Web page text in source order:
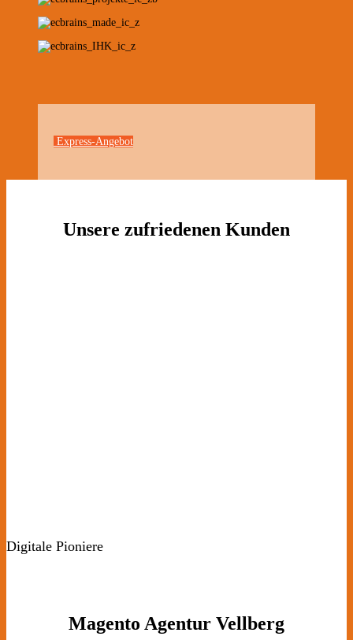
Express-Angebot
Unsere zufriedenen Kunden
Digitale Pioniere
Magento Agentur Vellberg